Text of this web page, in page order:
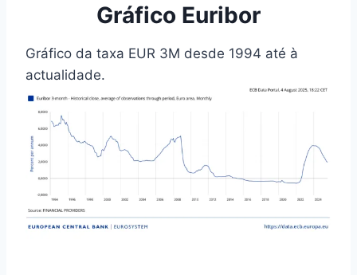
Gráfico Euribor
Gráfico da taxa EUR 3M desde 1994 até à
actualidade.